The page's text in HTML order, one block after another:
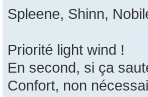
Spleene, Shinn,
Priorité light wind !
En second, si ça
Confort, non